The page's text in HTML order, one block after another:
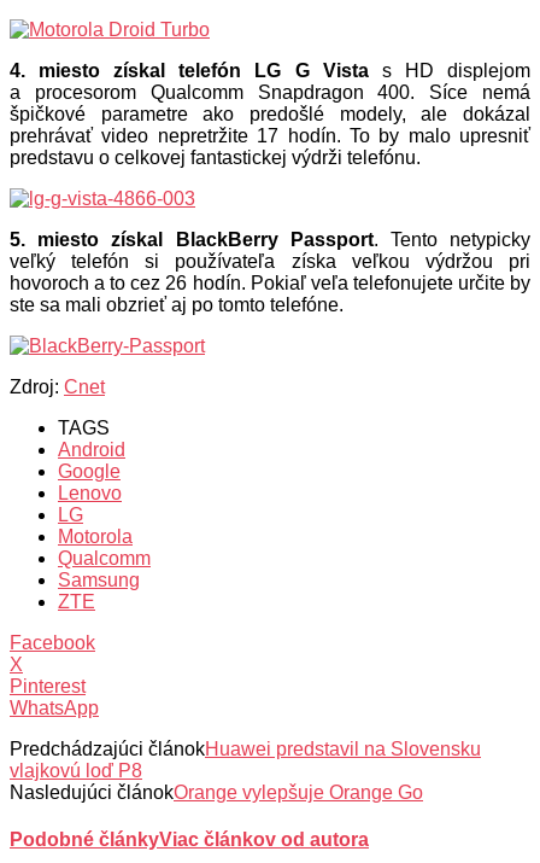
4. miesto získal telefón LG G Vistas HD displejom
a procesorom Qualcomm Snapdragon 400. Síce nemá
špičkové parametre ako predošlé modely, ale dokázal
prehrávať video nepretržite 17 hodín. To by malo upresniť
predstavu o celkovej fantastickej výdrži telefónu.
5. miesto získal BlackBerry Passport. Tento netypicky
veľký telefón si používateľa získa veľkou výdržou pri
hovoroch a to cez 26 hodín. Pokiaľ veľa telefonujete určite by
ste sa mali obzrieť aj po tomto telefóne.
Zdroj: Cnet
TAGS
Android
Google
Lenovo
LG
Motorola
Qualcomm
Samsung
ZTE
Facebook
X
Pinterest
WhatsApp
Predchádzajúci článokHuawei predstavil na Slovensku
vlajkovú loď P8
Nasledujúci článokOrange vylepšuje Orange Go
Podobné článkyViac článkov od autora